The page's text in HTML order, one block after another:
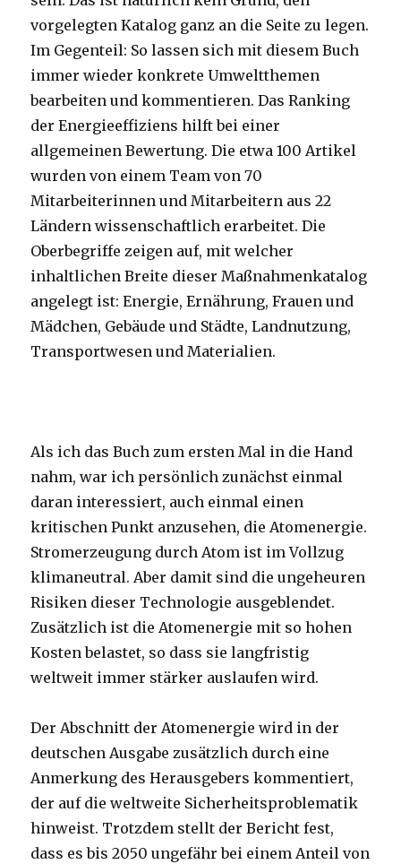
vorgelegten Katalog ganz an die Seite zu legen.
Im Gegenteil: So lassen sich mit diesem Buch
immer wieder konkrete Umweltthemen
bearbeiten und kommentieren. Das Ranking
der Energieeffiziens hilft bei einer
allgemeinen Bewertung. Die etwa 100 Artikel
wurden von einem Team von 70
Mitarbeiterinnen und Mitarbeitern aus 22
Ländern wissenschaftlich erarbeitet. Die
Oberbegriffe zeigen auf, mit welcher
inhaltlichen Breite dieser Maßnahmenkatalog
angelegt ist: Energie, Ernährung, Frauen und
Mädchen, Gebäude und Städte, Landnutzung,
Transportwesen und Materialien.
Als ich das Buch zum ersten Mal in die Hand
nahm, war ich persönlich zunächst einmal
daran interessiert, auch einmal einen
kritischen Punkt anzusehen, die Atomenergie.
Stromerzeugung durch Atom ist im Vollzug
klimaneutral. Aber damit sind die ungeheuren
Risiken dieser Technologie ausgeblendet.
Zusätzlich ist die Atomenergie mit so hohen
Kosten belastet, so dass sie langfristig
weltweit immer stärker auslaufen wird.
Der Abschnitt der Atomenergie wird in der
deutschen Ausgabe zusätzlich durch eine
Anmerkung des Herausgebers kommentiert,
der auf die weltweite Sicherheitsproblematik
hinweist. Trotzdem stellt der Bericht fest,
dass es bis 2050 ungefähr bei einem Anteil von